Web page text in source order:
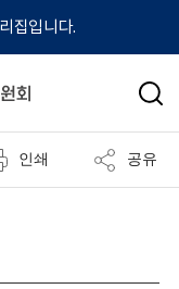
집입니다.
검
인쇄 공유